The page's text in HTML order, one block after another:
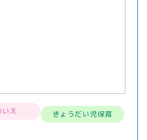
いえ
きょうだい児保育